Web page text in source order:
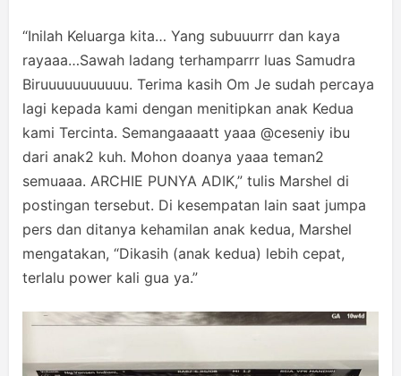
“Inilah Keluarga kita… Yang subuuurrr dan kaya
rayaaa…Sawah ladang terhamparrr luas Samudra
Biruuuuuuuuuuu. Terima kasih Om Je sudah percaya
lagi kepada kami dengan menitipkan anak Kedua
kami Tercinta. Semangaaaatt yaaa @ceseniy ibu
dari anak2 kuh. Mohon doanya yaaa teman2
semuaaa. ARCHIE PUNYA ADIK,” tulis Marshel di
postingan tersebut. Di kesempatan lain saat jumpa
pers dan ditanya kehamilan anak kedua, Marshel
mengatakan, “Dikasih (anak kedua) lebih cepat,
terlalu power kali gua ya.”